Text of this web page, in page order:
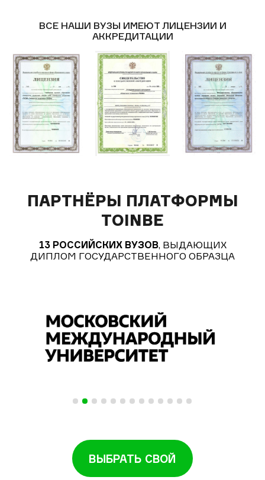
ВСЕ НАШИ ВУЗЫ ИМЕЮТ ЛИЦЕНЗИИ И
АККРЕДИТАЦИИ
ПАРТНЁРЫ ПЛАТФОРМЫ
TOINBE
13 РОССИЙСКИХ ВУЗОВ, ВЫДАЮЩИХ
ДИПЛОМ ГОСУДАРСТВЕННОГО ОБРАЗЦА
ВЫБРАТЬ СВОЙ